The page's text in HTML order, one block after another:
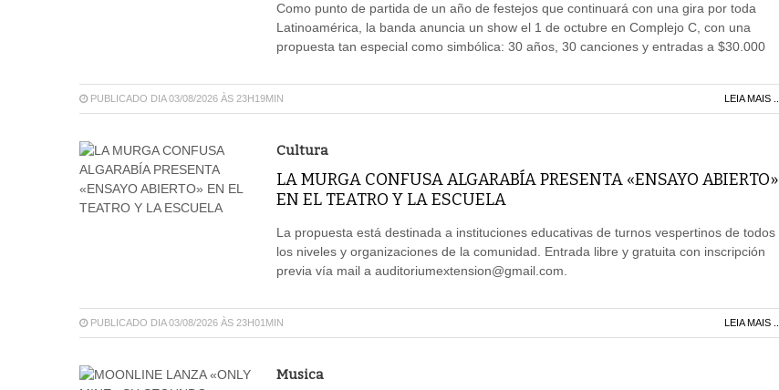
Como punto de partida de un año de festejos que continuará con una gira por toda
Latinoamérica, la banda anuncia un show el 1 de octubre en Complejo C, con una
propuesta tan especial como simbólica: 30 años, 30 canciones y entradas a $30.000
PUBLICADO DIA 03/08/2026 ÀS 23H19MIN LEIA MAIS ...
Cultura
LA MURGA CONFUSA ALGARABÍA PRESENTA «ENSAYO ABIERTO»
EN EL TEATRO Y LA ESCUELA
La propuesta está destinada a instituciones educativas de turnos vespertinos de todos
los niveles y organizaciones de la comunidad. Entrada libre y gratuita con inscripción
previa vía mail a auditoriumextension@gmail.com.
PUBLICADO DIA 03/08/2026 ÀS 23H01MIN LEIA MAIS ...
Musica